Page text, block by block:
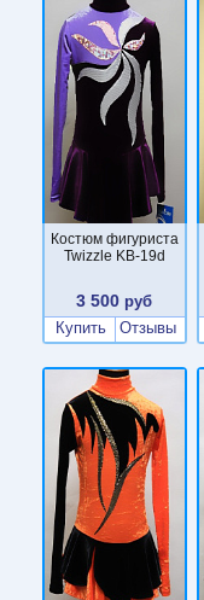
Костюм фигуриста
Twizzle KB-19d
3 500 руб
Купить
Отзывы